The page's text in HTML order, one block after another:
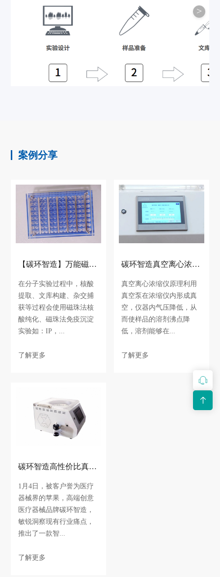
>
案例分享
【碳环智造】万能磁力架系列，匠心缔造精品！
在分子实验过程中，核酸
提取、文库构建、杂交捕
获等过程会使用磁珠法核
酸纯化、磁珠法免疫沉淀
实验如：IP，...
了解更多
碳环智造真空离心浓缩仪上市!性价比更高更智能更轻便！
真空离心浓缩仪原理利用
真空泵在浓缩仪内形成真
空，仪器内气压降低，从
而使样品的溶剂沸点降
低，溶剂能够在...
了解更多
碳环智造高性价比真空离心浓缩仪上市，智能科技助力健康中国！
1月4日，被客户誉为医疗
器械界的苹果，高端创意
医疗器械品牌碳环智造，
敏锐洞察现有行业痛点，
推出了一款智...
了解更多